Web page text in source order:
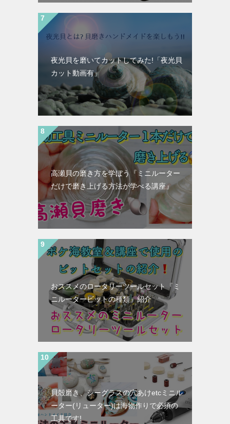
夜光貝を磨いてカットしてみた!「夜光貝
カット動画有」
高瀬貝の磨き方を学ぼう『ミニルーター
だけで磨き上げる方法が学べる講座』
おススメのロータリーツールセット『ミ
ニルータービットの種類』紹介
貝殻磨き、シーグラスの穴あけetcミニル
ーター(リューター)は海物作りで必須の
工具です!